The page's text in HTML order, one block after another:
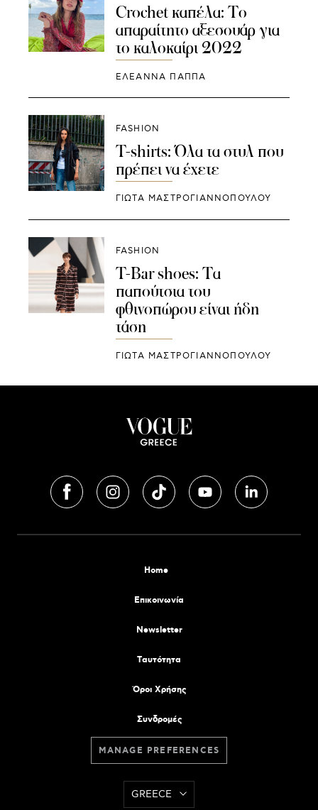
Crochet καπέλα: Το
απαραίτητο αξεσουάρ για
το καλοκαίρι 2022
ΕΛΕΑΝΝΑ ΠΑΠΠΑ
FASHION
T-shirts: Όλα τα στυλ που
πρέπει να έχετε
ΓΙΩΤΑ ΜΑΣΤΡΟΓΙΑΝΝΟΠΟΥΛΟΥ
FASHION
T-Bar shoes: Τα
παπούτσια του
φθινοπώρου είναι ήδη
τάση
ΓΙΩΤΑ ΜΑΣΤΡΟΓΙΑΝΝΟΠΟΥΛΟΥ
Home
Επικοινωνία
Newsletter
Tαυτότητα
Όροι Χρήσης
Συνδρομές
MANAGE PREFERENCES
GREECE